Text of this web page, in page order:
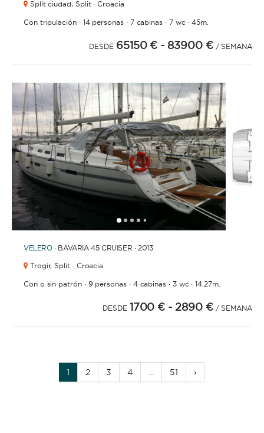
Split ciudad, Split · Croacia
Con tripulación· 14 personas· 7 cabinas · 7 wc·45m.
DESDE 65150 € - 83900 € / SEMANA
12345 14151617
VELERO · BAVARIA 45 CRUISER · 2013
Trogir, Split · Croacia
Con o sin patrón· 9 personas· 4 cabinas · 3 wc·14.27m.
DESDE 1700 € - 2890 € / SEMANA
1 2 3 4 ... 51 ›